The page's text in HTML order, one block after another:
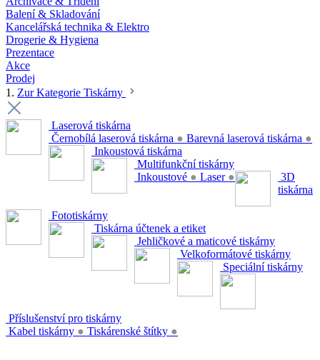
Balení & Skladování
Kancelářská technika & Elektro
Drogerie & Hygiena
Prezentace
Akce
Prodej
1. Zur Kategorie Tiskárny
Laserová tiskárna
Černobílá laserová tiskárna ● Barevná laserová tiskárna ●
Inkoustová tiskárna
Multifunkční tiskárny
Inkoustové ● Laser ●
3D
tiskárna
Fototiskárny
Tiskárna účtenek a etiket
Jehličkové a maticové tiskárny
Velkoformátové tiskárny
Speciální tiskárny
Příslušenství pro tiskárny
Kabel tiskárny ● Tiskárenské štítky ●